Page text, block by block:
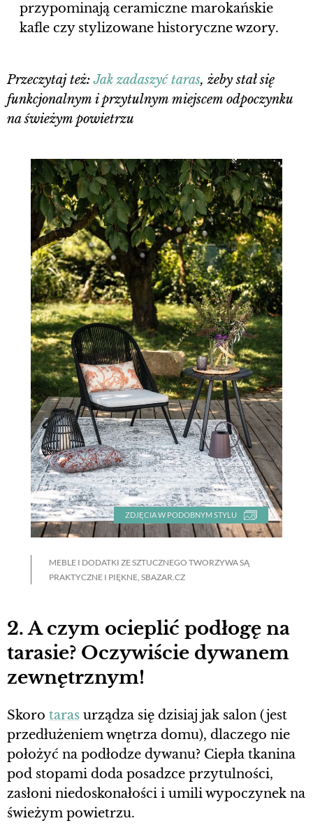
przypominają ceramiczne marokańskie
kafle czy stylizowane historyczne wzory.
Przeczytaj też:Jak zadaszyć taras, żeby stał się
funkcjonalnym i przytulnym miejscem odpoczynku
na świeżym powietrzu
ZDJĘCIA W PODOBNYM STYLU
MEBLE I DODATKI ZE SZTUCZNEGO TWORZYWA SĄ
PRAKTYCZNE I PIĘKNE, SBAZAR.CZ
2. A czym ocieplić podłogę na
tarasie? Oczywiście dywanem
zewnętrznym!
Skoro taras urządza się dzisiaj jak salon (jest
przedłużeniem wnętrza domu), dlaczego nie
położyć na podłodze dywanu? Ciepła tkanina
pod stopami doda posadzce przytulności,
zasłoni niedoskonałości i umili wypoczynek na
świeżym powietrzu.